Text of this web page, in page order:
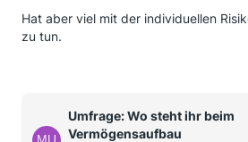
Hat aber viel mit der individuellen
zu tun.
Umfrage: Wo steht ihr beim
Vermögensaufbau